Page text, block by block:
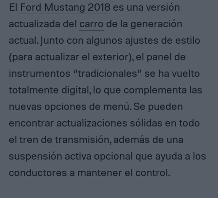
El Ford Mustang 2018 es una versión
actualizada del carro de la generación
actual. Junto con algunos ajustes de estilo
(para actualizar el exterior), el panel de
instrumentos “tradicionales” se ha vuelto
totalmente digital, lo que complementa las
nuevas opciones de menú. Se pueden
encontrar actualizaciones sólidas en todo
el tren de transmisión, además de una
suspensión activa opcional que ayuda a los
conductores a mantener el control.